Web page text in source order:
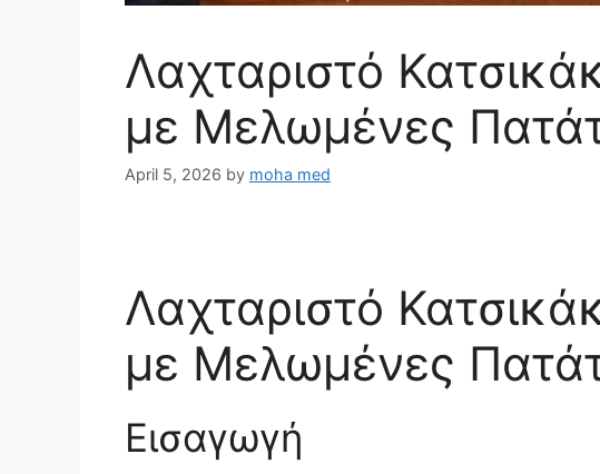
Λαχταριστό
με Μελωμένες
April 5, 2026 by moha med
Λαχταριστό
με Μελωμένες
Εισαγωγή